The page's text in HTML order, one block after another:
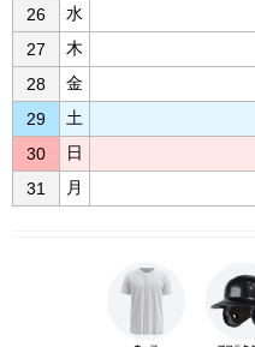
26
水
27
木
28
金
29
土
30
日
31
月